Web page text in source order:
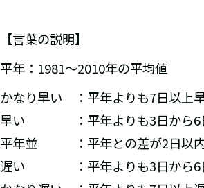
【言葉の説明】
平年：1981～2010年の平均値
かなり早い ：平年よりも7日以上
早い ：平年よりも3日から6
平年並 ：平年との差が2日以
遅い ：平年よりも3日から6